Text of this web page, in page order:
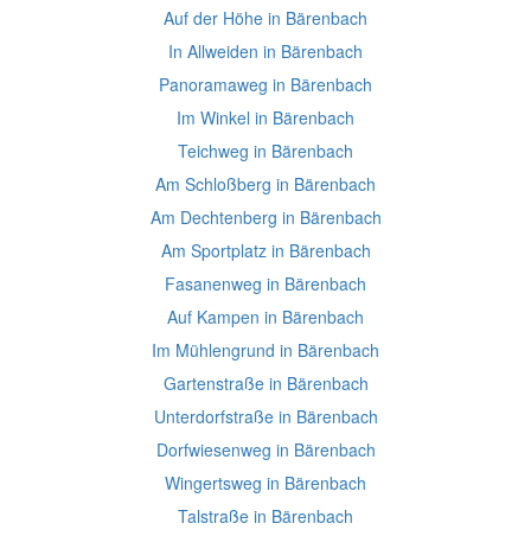
Auf der Höhe in Bärenbach
In Allweiden in Bärenbach
Panoramaweg in Bärenbach
Im Winkel in Bärenbach
Teichweg in Bärenbach
Am Schloßberg in Bärenbach
Am Dechtenberg in Bärenbach
Am Sportplatz in Bärenbach
Fasanenweg in Bärenbach
Auf Kampen in Bärenbach
Im Mühlengrund in Bärenbach
Gartenstraße in Bärenbach
Unterdorfstraße in Bärenbach
Dorfwiesenweg in Bärenbach
Wingertsweg in Bärenbach
Talstraße in Bärenbach